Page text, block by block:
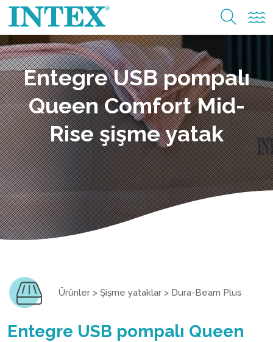
Entegre USB pompalı
Queen Comfort Mid-
Rise şişme yatak
Ürünler > Şişme yataklar > Dura-Beam Plus
Entegre USB pompalı Queen